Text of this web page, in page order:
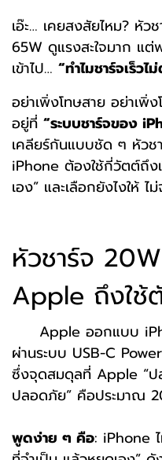
เอ๊ะ… เคยสงสัยไหม? หัว
65W ดูแรงสะใจมาก แต่
เข้าไป… “ทำไมชาร์จเร็ว
อย่าเพิ่งโทษสาย อย่าเพิ่ง
อยู่ที่ “ระบบชาร์จของ
เคลียร์กันแบบชัด ๆ หัวช
iPhone ต้องใช้กี่วัตต์ถึง
เอง” และเลือกยังไงให้ ไ
หัวชาร์จ
Apple ถึงใช้
Apple ออกแบบ
ผ่านระบบ USB-C
ซึ่งจุดสมดุลที่ Apple “ป
ปลอดภัย” คือประมาณ
พูดง่าย ๆ คือ: iPhone